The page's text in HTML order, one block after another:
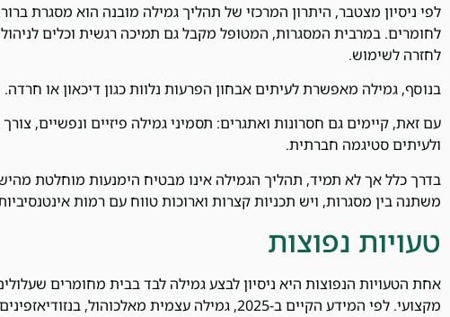
לפי ניסיון מצטבר, היתרון המרכזי של תהליך גמילה מובנה הוא מסגרת
לחומרים. במרבית המסגרות, המטופל מקבל גם תמיכה רגשית וכלים
לחזרה לשימוש.
בנוסף, גמילה מאפשרת לעיתים אבחון הפרעות נלוות כגון דיכאון או חרדה.
עם זאת, קיימים גם חסרונות ואתגרים: תסמיני גמילה פיזיים ונפשיים,
ולעיתים סטיגמה חברתית.
בדרך כלל אך לא תמיד, תהליך הגמילה אינו מבטיח הימנעות מוחלטת
משתנה בין מסגרות, ויש תכניות קצרות וארוכות טווח עם רמות
טעויות נפוצות
אחת הטעויות הנפוצות היא ניסיון לבצע גמילה לבד בבית מחומרים
מקצועי. לפי המידע הקיים ב-2025, גמילה עצמית מאלכוהול, בנזודיאזפינים או אופיאטים עלולה להיות מסוכנת.